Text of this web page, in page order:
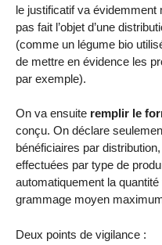
le justificatif va évidemment
pas fait l’objet d’une
(comme un légume bio
de mettre en évidence les
par exemple).
On va ensuite remplir le
conçu. On déclare
bénéficiaires par
effectuées par type de
automatiquement la
grammage moyen
Deux points de vigilance :